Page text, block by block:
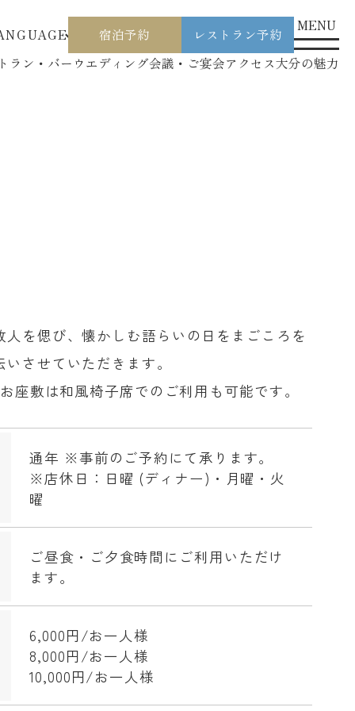
ラン・バー ウエディング会議・ご宴会アクセス大分の魅力
宿泊予約 レストラン予約
MENU
人を偲び、懐かしむ語らいの日をまごころを
させていただきます。
座敷は和風椅子席でのご利用も可能です。
通年 ※事前のご予約にて承ります。
※店休日：日曜 (ディナー)・月曜・火
曜
ご昼食・ご夕食時間にご利用いただけ
ます。
6,000円/お一人様
8,000円/お一人様
10,000円/お一人様